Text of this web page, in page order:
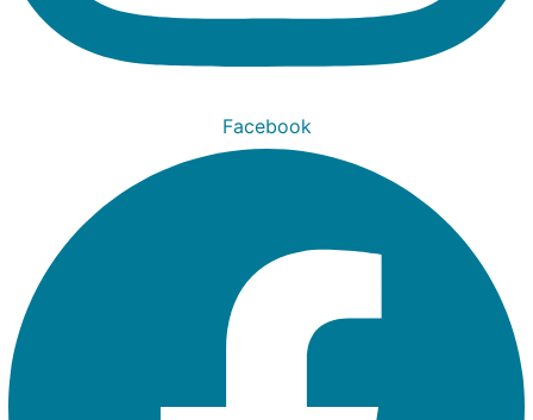
Facebook